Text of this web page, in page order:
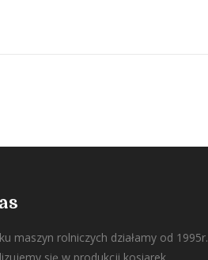
maszyn rolniczych działamy od 1995r.